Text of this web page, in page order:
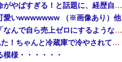
左遷された財務省エリートに待ち受ける運命がやばすぎる！と話題に、経歴自体はとんでもないものだが……
愛いwwwwwww （※画像あり）他
日本のフォント企業を買収した海外資本、「なんで自ら売上ゼロにするようなことするの」とドン引きするような方針転換を……
X民「クレーンゲームで飲むヨーグルト取れた！ちゃんと冷蔵庫で冷やされてたし問題ないよねｗ」ｸﾞﾋﾞｯ→結果ｗｗｗｗｗｗｗ
模様・・・・・・